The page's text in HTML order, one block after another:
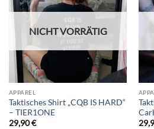
wishlist
NICHT VORRÄTIG
APPAREL
Taktisches Shirt „CQB IS HARD“
– TIER1ONE
29,90€